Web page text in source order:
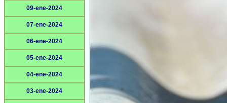
09-ene-2024
07-ene-2024
06-ene-2024
05-ene-2024
04-ene-2024
03-ene-2024